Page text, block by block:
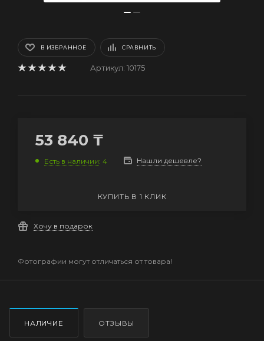
В ИЗБРАННОЕ СРАВНИТЬ
Артикул: 10175
53 840 ₸
Есть в наличии: 4 Нашли дешевле?
КУПИТЬ В 1 КЛИК
Хочу в подарок
Фотографии могут отличаться от товара!
НАЛИЧИЕ ОТЗЫВЫ